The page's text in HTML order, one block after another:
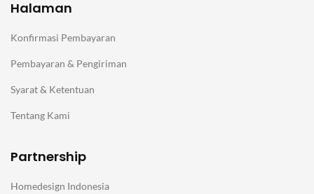
Halaman
Konfirmasi Pembayaran
Pembayaran & Pengiriman
Syarat & Ketentuan
Tentang Kami
Partnership
Homedesign Indonesia